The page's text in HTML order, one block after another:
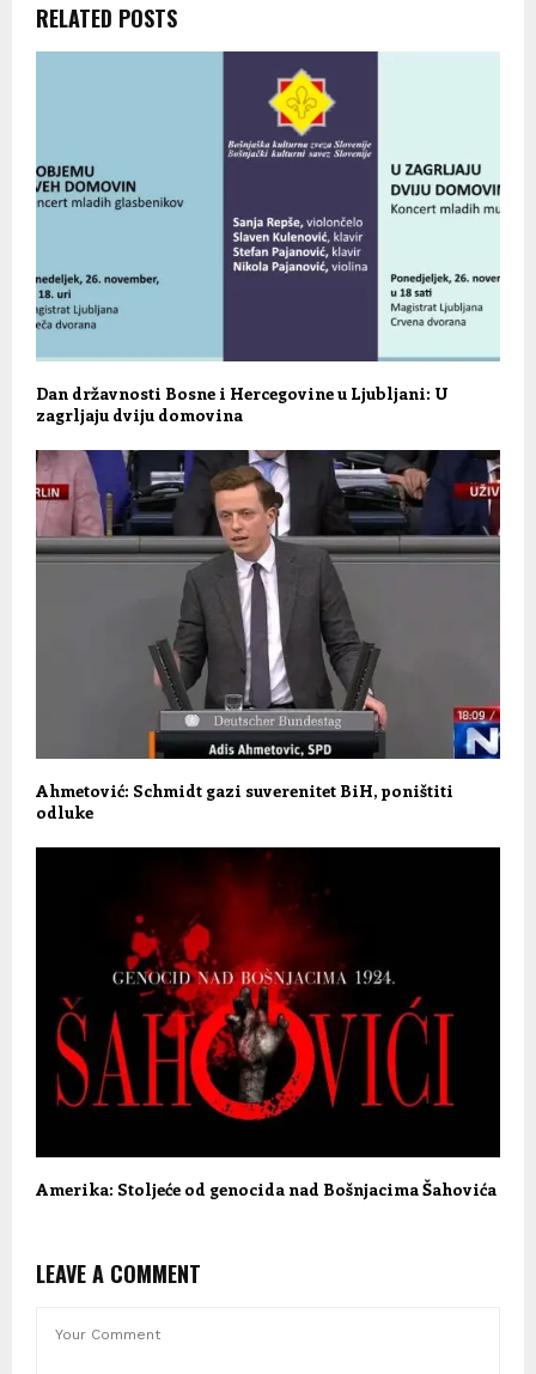
RELATED POSTS
Dan državnosti Bosne i Hercegovine u Ljubljani: U
zagrljaju dviju domovina
Ahmetović: Schmidt gazi suverenitet BiH, poništiti
odluke
Amerika: Stoljeće od genocida nad Bošnjacima Šahovića
LEAVE A COMMENT